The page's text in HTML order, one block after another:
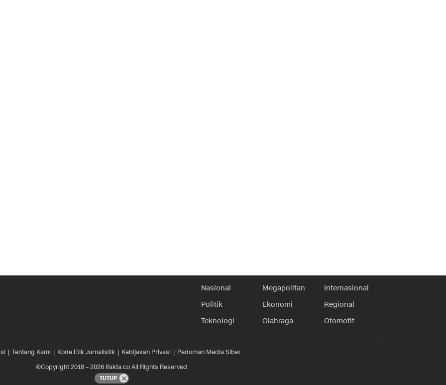
Nasional Megapolitan
Internasional
Politik
Ekonomi
Regional
Teknologi
Olahraga Otomotif
Tentang Kami Kode Etik Jurnalistik Kebijakan Privasi
Pedoman Media Siber
©Copyright 2018 – 2026 ifakta.co All Rights Reserved
TUTUP